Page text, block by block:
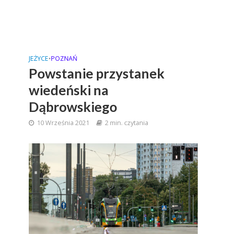
JEŻYCE•POZNAŃ
Powstanie przystanek
wiedeński na
Dąbrowskiego
10 Września 2021 2 min. czytania